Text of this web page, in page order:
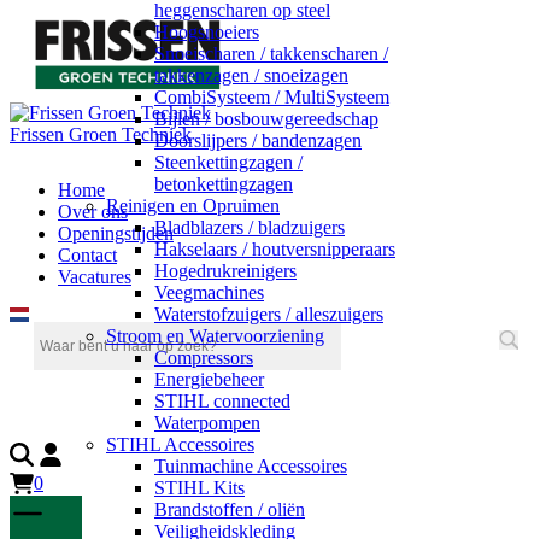
Frissen Groen Techniek
Home
Over ons
Openingstijden
Contact
Vacatures
heggenscharen op steel
Hoogsnoeiers
Snoeischaren / takkenscharen /
takkenzagen / snoeizagen
CombiSysteem / MultiSysteem
Bijlen / bosbouwgereedschap
Doorslijpers / bandenzagen
Steenkettingzagen /
betonkettingzagen
Reinigen en Opruimen
Bladblazers / bladzuigers
Hakselaars / houtversnipperaars
Hogedrukreinigers
Veegmachines
Waterstofzuigers / alleszuigers
Stroom en Watervoorziening
Compressors
Energiebeheer
STIHL connected
Waterpompen
STIHL Accessoires
Tuinmachine Accessoires
STIHL Kits
Brandstoffen / oliën
Veiligheidskleding
0